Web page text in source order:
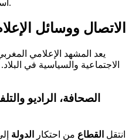
المعاصر.
الاتصال ووسائل
يعد المشهد الإعلامي
الاجتماعية والسياسية في
الصحافة، الراديو
انتقل القطاع من احتكار الدولة